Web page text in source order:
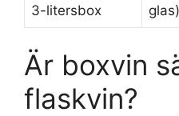
3-litersbox
glas)
Är boxvin
flaskvin?